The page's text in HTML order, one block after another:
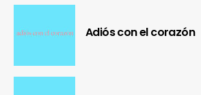
Adiós con el corazón